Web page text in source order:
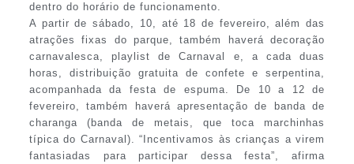
dentro do horário de funcionamento.
A partir de sábado, 10, até 18 de fevereiro, além das
atrações fixas do parque, também haverá decoração
carnavalesca, playlist de Carnaval e, a cada duas
horas, distribuição gratuita de confete e serpentina,
acompanhada da festa de espuma. De 10 a 12 de
fevereiro, também haverá apresentação de banda de
charanga (banda de metais, que toca marchinhas
típica do Carnaval). “Incentivamos às crianças a virem
fantasiadas para participar dessa festa”, afirma